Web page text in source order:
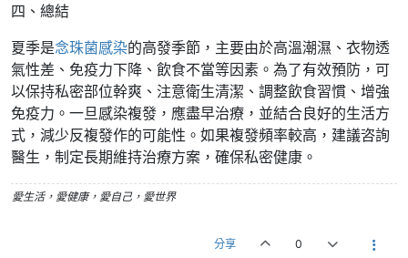
四、總結
夏季是念珠菌感染的高發季節，主要由於高溫潮濕、衣物透
氣性差、免疫力下降、飲食不當等因素。為了有效預防，可
以保持私密部位幹爽、注意衛生清潔、調整飲食習慣、增強
免疫力。一旦感染複發，應盡早治療，並結合良好的生活方
式，減少反複發作的可能性。如果複發頻率較高，建議咨詢
醫生，制定長期維持治療方案，確保私密健康。
愛生活，愛健康，愛自己，愛世界
分享 0